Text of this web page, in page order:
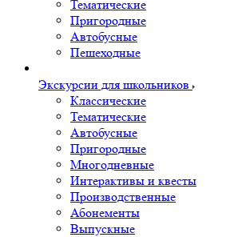
Тематические
Пригородные
Автобусные
Пешеходные
Экскурсии для школьников
Классические
Тематические
Автобусные
Пригородные
Многодневные
Интерактивы и квесты
Производственные
Абонементы
Выпускные